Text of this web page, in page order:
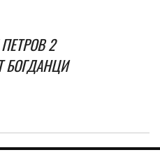
2
БОГДАНЦИ